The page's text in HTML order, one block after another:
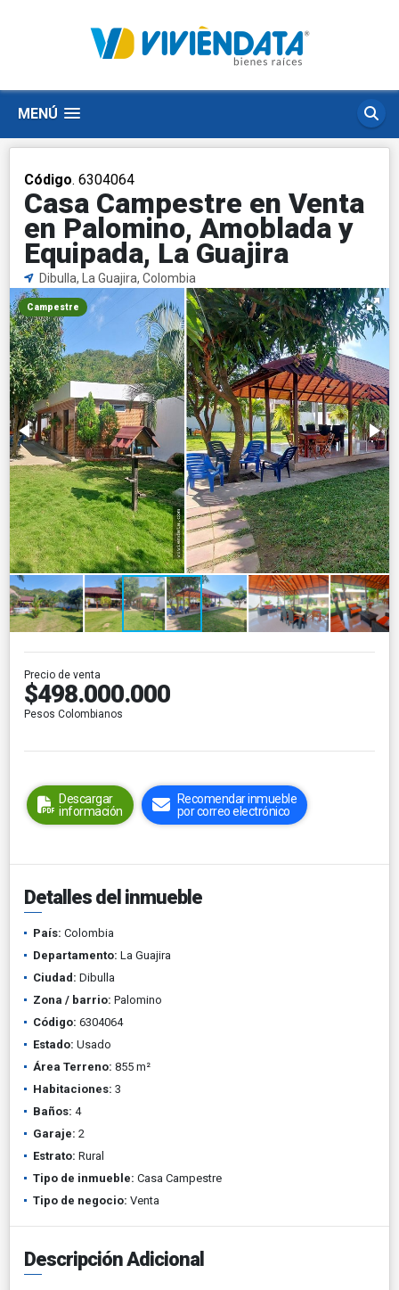
MENÚ
Código. 6304064
Casa Campestre en Venta
en Palomino, Amoblada y
Equipada, La Guajira
Dibulla, La Guajira, Colombia
Campestre
Precio de venta
$498.000.000
Pesos Colombianos
Descargar
información
Recomendar inmueble
por correo electrónico
Detalles del inmueble
País: Colombia
Departamento: La Guajira
Ciudad: Dibulla
Zona / barrio: Palomino
Código: 6304064
Estado: Usado
Área Terreno: 855 m²
Habitaciones: 3
Baños: 4
Garaje: 2
Estrato: Rural
Tipo de inmueble: Casa Campestre
Tipo de negocio: Venta
Descripción Adicional